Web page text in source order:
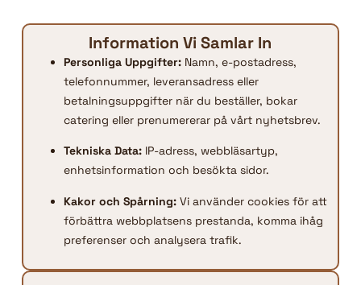
Information Vi Samlar In
Personliga Uppgifter:Namn, e-postadress,
telefonnummer, leveransadress eller
betalningsuppgifter när du beställer, bokar
catering eller prenumererar på vårt nyhetsbrev.
Tekniska Data:IP-adress, webbläsartyp,
enhetsinformation och besökta sidor.
Kakor och Spårning:Vi använder cookies för att
förbättra webbplatsens prestanda, komma ihåg
preferenser och analysera trafik.